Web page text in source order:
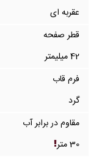
عقربه ای
قطر صفحه
42 میلیمتر
فرم قاب
گرد
مقاوم در برابر آب
30 متر